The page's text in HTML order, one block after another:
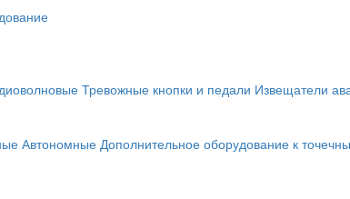
Тревожные кнопки и педали Извещатели
Автономные Дополнительное оборудование к